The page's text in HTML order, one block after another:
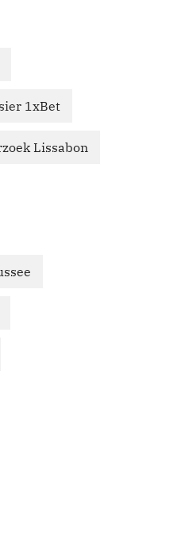
1xBet
Lissabon